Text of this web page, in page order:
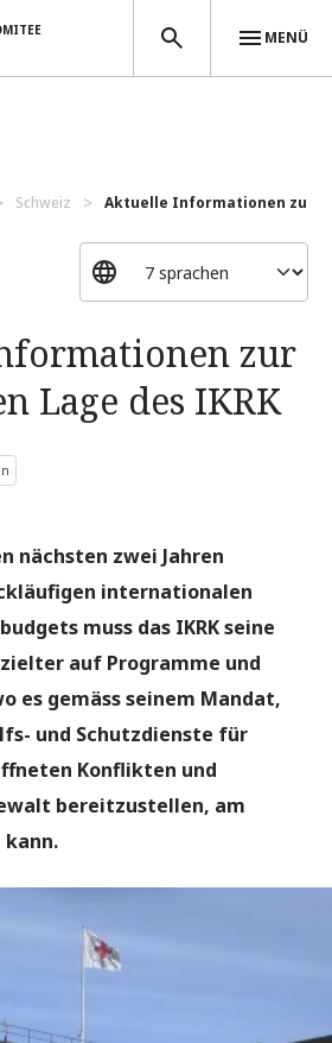
MENÜ
Schweiz Aktuelle Informationen zur
zur
Lage des IKRK
nächsten zwei Jahren
internationalen
muss das IKRK seine
auf Programme und
es gemäss seinem Mandat,
und Schutzdienste für
Konflikten und
bereitzustellen, am